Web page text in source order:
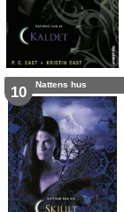
10 Nattens hus